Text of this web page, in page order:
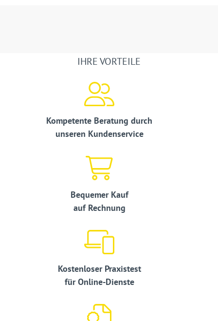
IHRE VORTEILE
Kompetente Beratung durch
unseren Kundenservice
Bequemer Kauf
auf Rechnung
Kostenloser Praxistest
für Online-Dienste